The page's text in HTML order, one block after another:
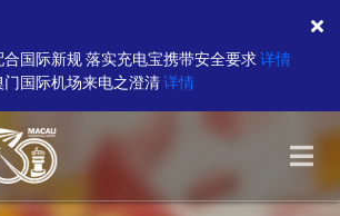
国际新规 落实充电宝携带安全要求详情
国际机场来电之澄清详情